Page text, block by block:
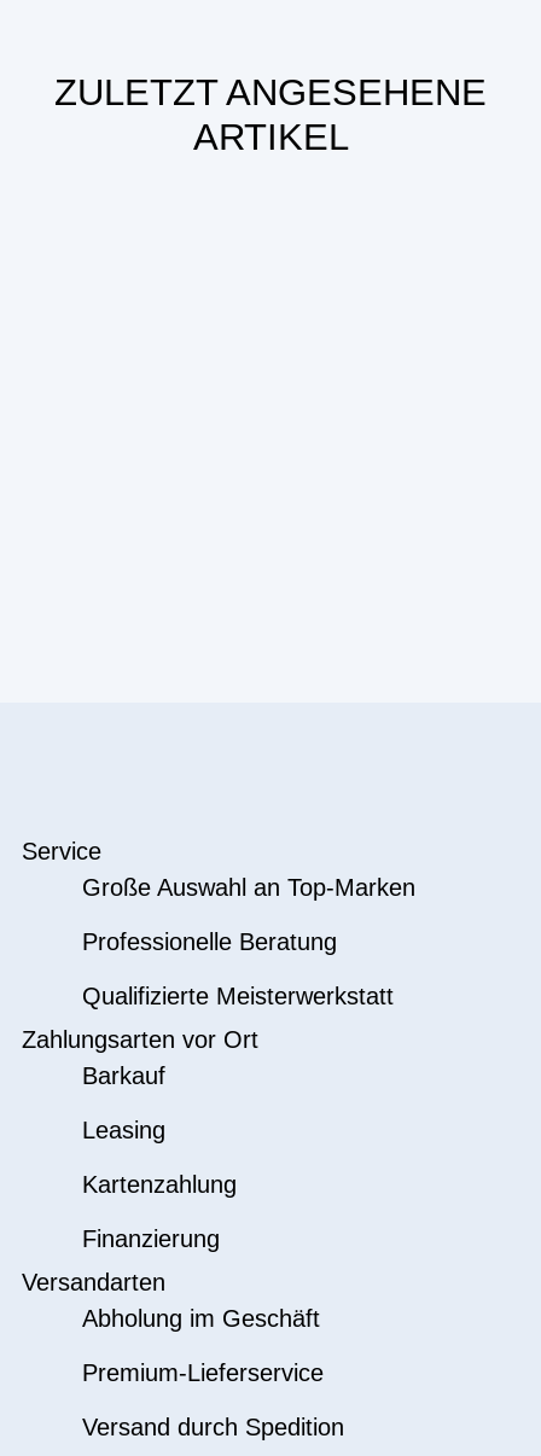
ZULETZT ANGESEHENE
ARTIKEL
Service
Große Auswahl an Top-Marken
Professionelle Beratung
Qualifizierte Meisterwerkstatt
Zahlungsarten vor Ort
Barkauf
Leasing
Kartenzahlung
Finanzierung
Versandarten
Abholung im Geschäft
Premium-Lieferservice
Versand durch Spedition